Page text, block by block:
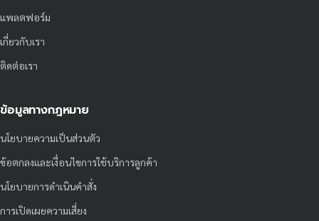
แพลตฟอร์ม
เกี่ยวกับเรา
ติดต่อเรา
ข้อมูลทางกฎหมาย
นโยบายความเป็นส่วนตัว
ข้อตกลงและเงื่อนไขการใช้บริการลูกค้า
นโยบายการดำเนินคำสั่ง
การเปิดเผยความเสี่ยง